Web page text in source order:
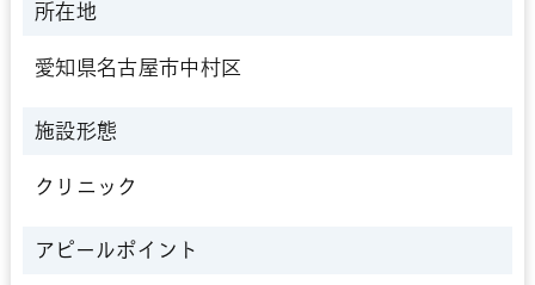
所在地
愛知県名古屋市中村区
施設形態
クリニック
アピールポイント